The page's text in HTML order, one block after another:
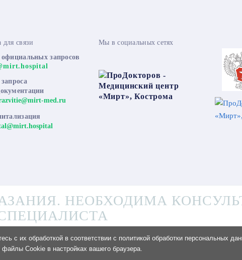
для связи
запросов
med.ru
Мы в социальных сетях
НЕОБХОДИМА
с их обработкой в соответствии с политикой обработки персональных
Cookie в настройках вашего браузера.